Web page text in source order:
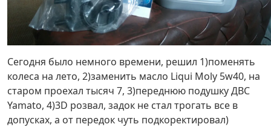
Сегодня было немного времени, решил 1)поменять
колеса на лето, 2)заменить масло Liqui Moly 5w40, на
старом проехал тысяч 7, 3)переднюю подушку ДВС
Yamato, 4)3D розвал, задок не стал трогать все в
допусках, а от передок чуть подкоректировал)